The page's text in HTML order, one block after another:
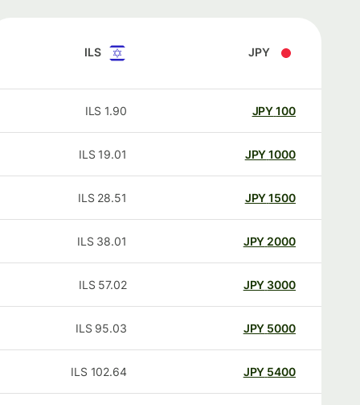
JPY
ILS
100
JPY
1.90
ILS
1000
JPY
19.01
ILS
1500
JPY
28.51
ILS
2000
JPY
38.01
ILS
3000
JPY
57.02
ILS
5000
JPY
95.03
ILS
5400
JPY
102.64
ILS